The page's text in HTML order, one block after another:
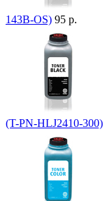
143B-OS) 95 р.
(T-PN-HLJ2410-300)